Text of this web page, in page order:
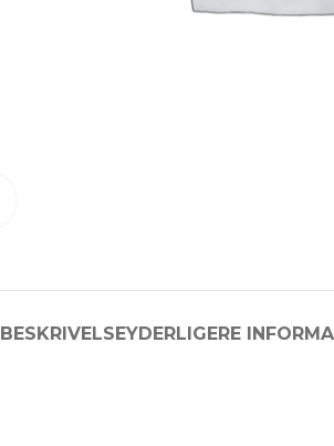
BESKRIVELSEYDERLIGERE